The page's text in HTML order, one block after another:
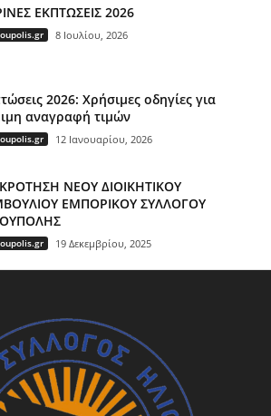
ΕΚΠΤΩΣΕΙΣ 2026
8 Ιουλίου, 2026
2026: Χρήσιμες οδηγίες για
αναγραφή τιμών
12 Ιανουαρίου, 2026
ΝΕΟΥ ΔΙΟΙΚΗΤΙΚΟΥ
ΕΜΠΟΡΙΚΟΥ ΣΥΛΛΟΓΟΥ
19 Δεκεμβρίου, 2025